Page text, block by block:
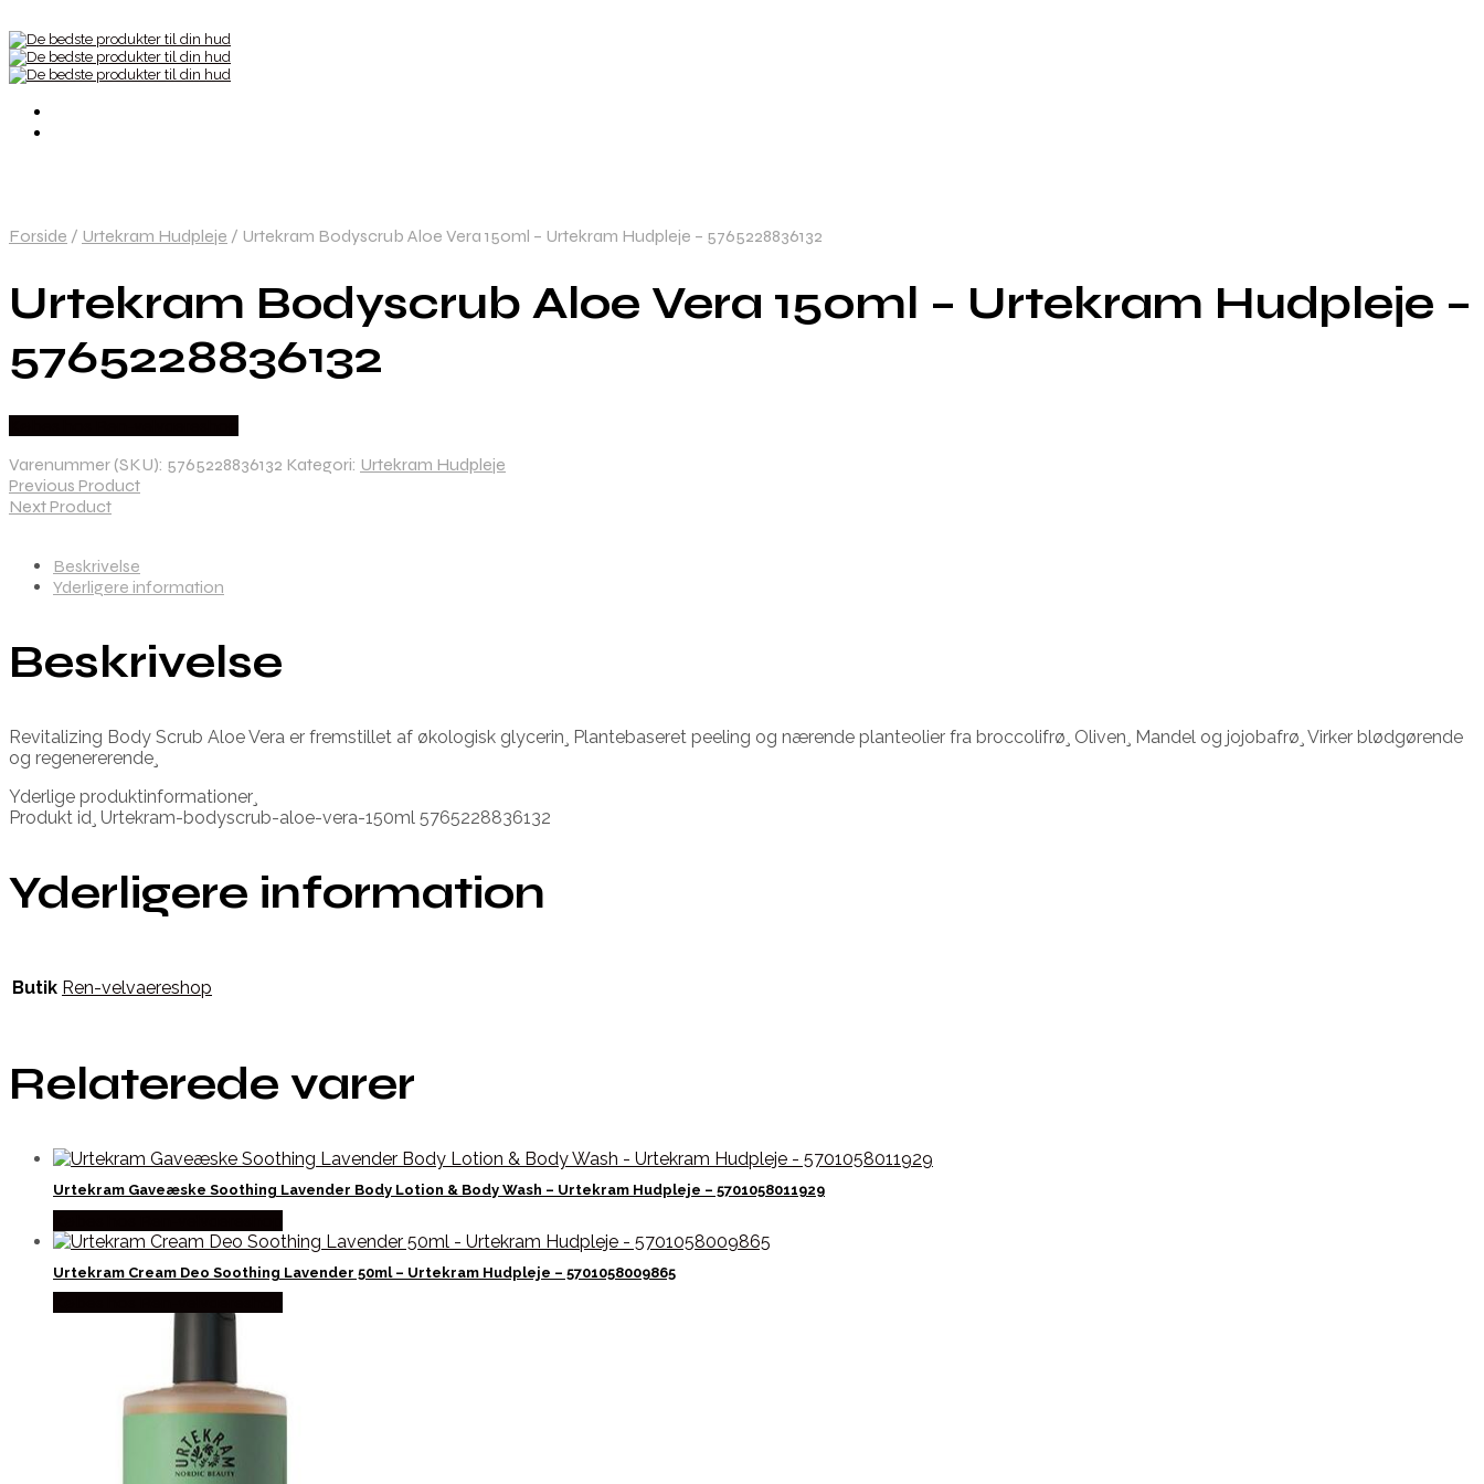
Forside / Urtekram Hudpleje / Urtekram Bodyscrub Aloe Vera 150ml – Urtekram Hudpleje – 5765228836132
Urtekram Bodyscrub Aloe Vera 150ml – Urtekram Hudpleje –
5765228836132
Varenummer (SKU): 5765228836132 Kategori: Urtekram Hudpleje
Previous Product
Next Product
Beskrivelse
Yderligere information
Beskrivelse
Revitalizing Body Scrub Aloe Vera er fremstillet af økologisk glycerin¸ Plantebaseret peeling og nærende planteolier fra broccolifrø¸ Oliven¸ Mandel og jojobafrø¸ Virker blødgørende
og regenererende¸
Yderlige produktinformationer¸
Produkt id¸ Urtekram-bodyscrub-aloe-vera-150ml 5765228836132
Yderligere information
Butik Ren-velvaereshop
Relaterede varer
Urtekram Gaveæske Soothing Lavender Body Lotion & Body Wash – Urtekram Hudpleje – 5701058011929
Urtekram Cream Deo Soothing Lavender 50ml – Urtekram Hudpleje – 5701058009865